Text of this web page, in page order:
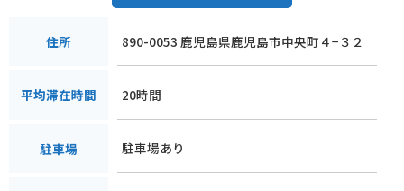
住所 890-0053 鹿児島県鹿児島市中央町４−３２
平均滞在時間 20時間
駐車場 駐車場あり